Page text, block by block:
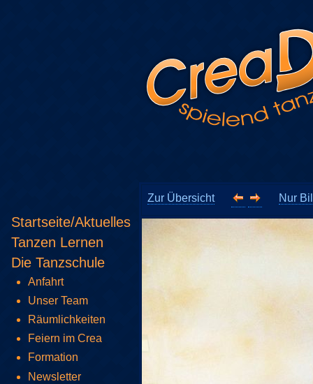
Zur Übersicht Nur
Startseite/Aktuelles
Tanzen Lernen
Die Tanzschule
Anfahrt
Unser Team
Räumlichkeiten
Feiern im Crea
Formation
Newsletter